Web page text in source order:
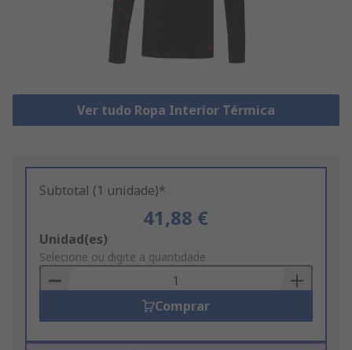
Ver tudo Ropa Interior Térmica
Subtotal (1 unidade)*
41,88 €
Add
to
Basket
Unidad(es)
Selecione ou digite a quantidade
Comprar